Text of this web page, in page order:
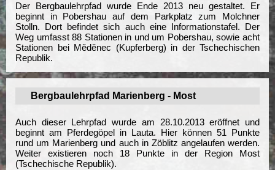
Der Bergbaulehrpfad wurde Ende 2013 neu gestaltet. Er
beginnt in Pobershau auf dem Parkplatz zum Molchner
Stolln. Dort befindet sich auch eine Informationstafel. Der
Weg umfasst 88 Stationen in und um Pobershau, sowie acht
Stationen bei Měděnec (Kupferberg) in der Tschechischen
Republik.
Bergbaulehrpfad Marienberg - Most
Auch dieser Lehrpfad wurde am 28.10.2013 eröffnet und
beginnt am Pferdegöpel in Lauta. Hier können 51 Punkte
rund um Marienberg und auch in Zöblitz angelaufen werden.
Weiter existieren noch 18 Punkte in der Region Most
(Tschechische Republik).